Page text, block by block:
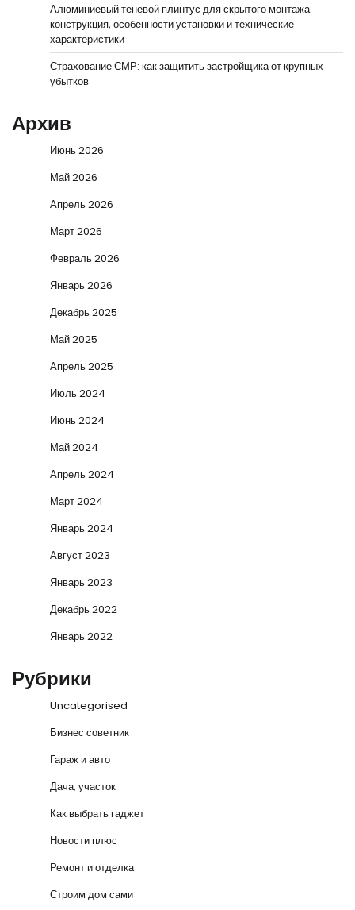
Алюминиевый теневой плинтус для скрытого монтажа:
конструкция, особенности установки и технические
характеристики
Страхование СМР: как защитить застройщика от крупных
убытков
Архив
Июнь 2026
Май 2026
Апрель 2026
Март 2026
Февраль 2026
Январь 2026
Декабрь 2025
Май 2025
Апрель 2025
Июль 2024
Июнь 2024
Май 2024
Апрель 2024
Март 2024
Январь 2024
Август 2023
Январь 2023
Декабрь 2022
Январь 2022
Рубрики
Uncategorised
Бизнес советник
Гараж и авто
Дача, участок
Как выбрать гаджет
Новости плюс
Ремонт и отделка
Строим дом сами